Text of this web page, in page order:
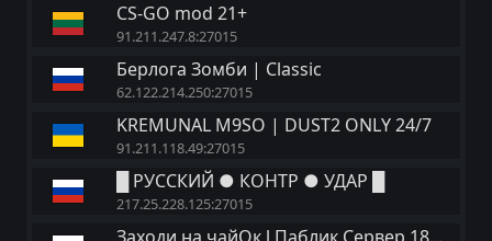
CS-GO mod 21+
91.211.247.8:27015
Берлога Зомби | Classic
62.122.214.250:27015
KREMUNAL M9SO | DUST2 ONLY 24/7
91.211.118.49:27015
█ РУССКИЙ ● КОНТР ● УДАР █
217.25.228.125:27015